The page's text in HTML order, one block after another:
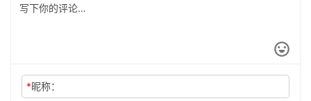
*昵称：